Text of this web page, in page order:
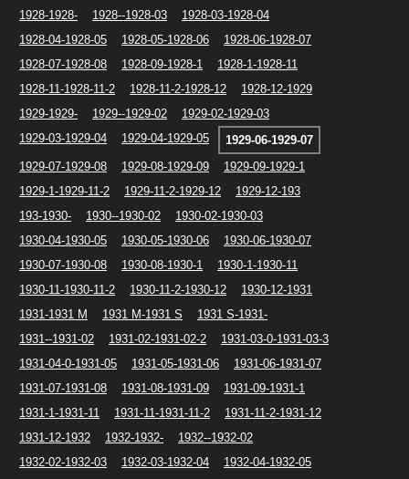
1928-1928- 1928--1928-03
1928-03-1928-04
1928-04-1928-05
1928-05-1928-06
1928-06-1928-07
1928-07-1928-08
1928-09-1928-1
1928-1-1928-11
1928-11-1928-11-2
1928-11-2-1928-12
1928-12-1929
1929-1929-
1929--1929-02
1929-02-1929-03
1929-03-1929-04
1929-04-1929-05
1929-06-1929-07
1929-07-1929-08
1929-08-1929-09
1929-09-1929-1
1929-1-1929-11-2
1929-11-2-1929-12
1929-12-193
193-1930-
1930--1930-02
1930-02-1930-03
1930-04-1930-05
1930-05-1930-06
1930-06-1930-07
1930-07-1930-08
1930-08-1930-1
1930-1-1930-11
1930-11-1930-11-2
1930-11-2-1930-12
1930-12-1931
1931-1931 M
1931 M-1931 S
1931 S-1931-
1931--1931-02
1931-02-1931-02-2
1931-03-0-1931-03-3
1931-04-0-1931-05
1931-05-1931-06
1931-06-1931-07
1931-07-1931-08
1931-08-1931-09
1931-09-1931-1
1931-1-1931-11
1931-11-1931-11-2
1931-11-2-1931-12
1931-12-1932
1932-1932-
1932--1932-02
1932-02-1932-03
1932-03-1932-04
1932-04-1932-05